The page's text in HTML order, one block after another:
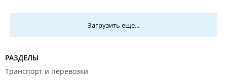
Загрузить еще...
РАЗДЕЛЫ
Транспорт и перевозки